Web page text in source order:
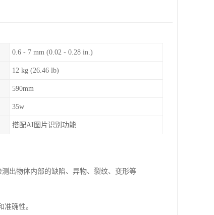
0.6 - 7 mm (0.02 - 0.28 in.)
12 kg (26.46 lb)
590mm
35w
搭配AI图片识别功能
出物体内部的缺陷、异物、裂纹、变形等
确性。